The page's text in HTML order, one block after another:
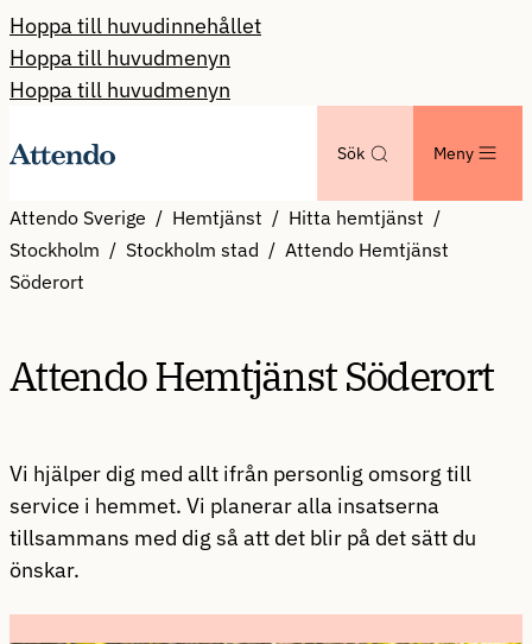
Hoppa till huvudinnehållet
Hoppa till huvudmenyn
Hoppa till huvudmenyn
Sök Meny
Attendo Sverige Hemtjänst
Hitta hemtjänst
Stockholm
Stockholm stad
Attendo Hemtjänst
Söderort
Attendo Hemtjänst Söderort
Vi hjälper dig med allt ifrån personlig omsorg till
service i hemmet. Vi planerar alla insatserna
tillsammans med dig så att det blir på det sätt du
önskar.